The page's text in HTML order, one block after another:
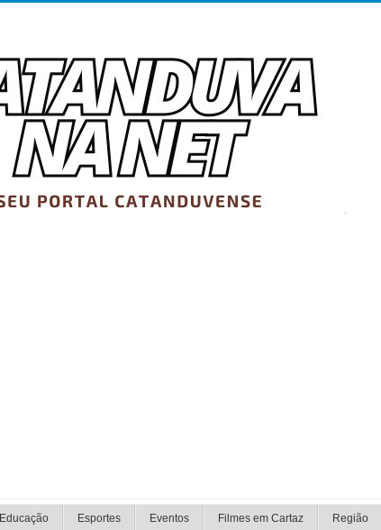
Educação Esportes Eventos Filmes em Cartaz Região